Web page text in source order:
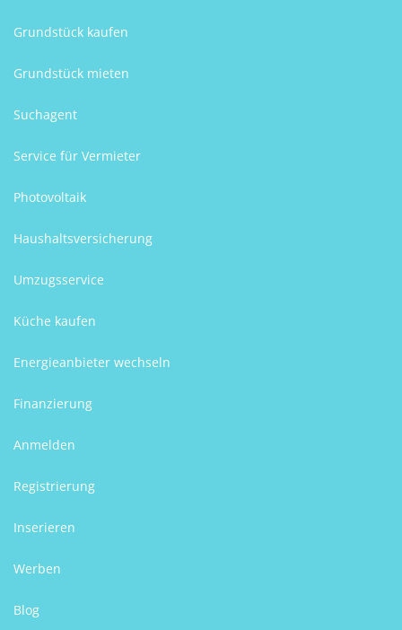
Grundstück kaufen
Grundstück mieten
Suchagent
Service für Vermieter
Photovoltaik
Haushaltsversicherung
Umzugsservice
Küche kaufen
Energieanbieter wechseln
Finanzierung
Anmelden
Registrierung
Inserieren
Werben
Blog